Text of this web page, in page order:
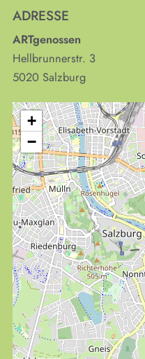
ADRESSE
ARTgenossen
Hellbrunnerstr. 3
5020 Salzburg
+
−
KULTplan ABO
Kultur in
Finde täglich bis zu
und Land Salzburg.
oder Musik bei uns
für Menschen von 0-